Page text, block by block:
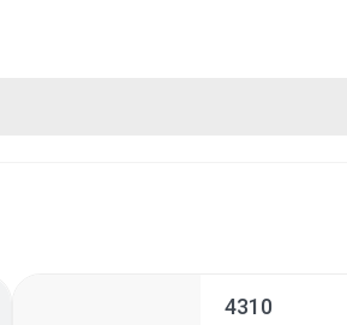
4310